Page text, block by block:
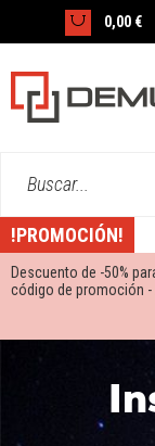
0,00 €
Buscar...
!PROMOCIÓN!
Descuento de -50%
código de promoción -